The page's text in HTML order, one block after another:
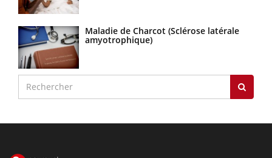
Maladie de Charcot (Sclérose latérale
amyotrophique)